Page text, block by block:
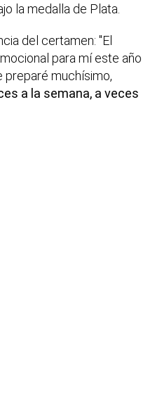
la medalla de Plata.
del certamen: "El
para mí este año
preparé muchísimo,
a la semana, a veces